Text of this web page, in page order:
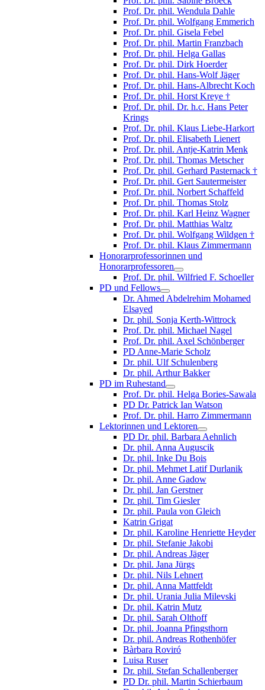
Prof. Dr. phil. Wendula Dahle
Prof. Dr. phil. Wolfgang Emmerich
Prof. Dr. phil. Gisela Febel
Prof. Dr. phil. Martin Franzbach
Prof. Dr. phil. Helga Gallas
Prof. Dr. phil. Dirk Hoerder
Prof. Dr. phil. Hans-Wolf Jäger
Prof. Dr. phil. Hans-Albrecht Koch
Prof. Dr. phil. Horst Kreye †
Prof. Dr. phil. Dr. h.c. Hans Peter
Krings
Prof. Dr. phil. Klaus Liebe-Harkort
Prof. Dr. phil. Elisabeth Lienert
Prof. Dr. phil. Antje-Katrin Menk
Prof. Dr. phil. Thomas Metscher
Prof. Dr. phil. Gerhard Pasternack †
Prof. Dr. phil. Gert Sautermeister
Prof. Dr. phil. Norbert Schaffeld
Prof. Dr. phil. Thomas Stolz
Prof. Dr. phil. Karl Heinz Wagner
Prof. Dr. phil. Matthias Waltz
Prof. Dr. phil. Wolfgang Wildgen †
Prof. Dr. phil. Klaus Zimmermann
Honorarprofessorinnen und
Honorarprofessoren
Prof. Dr. phil. Wilfried F. Schoeller
PD und Fellows
Dr. Ahmed Abdelrehim Mohamed
Elsayed
Dr. phil. Sonja Kerth-Wittrock
Prof. Dr. phil. Michael Nagel
Prof. Dr. phil. Axel Schönberger
PD Anne-Marie Scholz
Dr. phil. Ulf Schulenberg
Dr. phil. Arthur Bakker
PD im Ruhestand
Prof. Dr. phil. Helga Bories-Sawala
PD Dr. Patrick Ian Watson
Prof. Dr. phil. Harro Zimmermann
Lektorinnen und Lektoren
PD Dr. phil. Barbara Aehnlich
Dr. phil. Anna Auguscik
Dr. phil. Inke Du Bois
Dr. phil. Mehmet Latif Durlanik
Dr. phil. Anne Gadow
Dr. phil. Jan Gerstner
Dr. phil. Tim Giesler
Dr. phil. Paula von Gleich
Katrin Grigat
Dr. phil. Karoline Henriette Heyder
Dr. phil. Stefanie Jakobi
Dr. phil. Andreas Jäger
Dr. phil. Jana Jürgs
Dr. phil. Nils Lehnert
Dr. phil. Anna Mattfeldt
Dr. phil. Urania Julia Milevski
Dr. phil. Katrin Mutz
Dr. phil. Sarah Olthoff
Dr. phil. Joanna Pfingsthorn
Dr. phil. Andreas Rothenhöfer
Bàrbara Roviró
Luisa Ruser
Dr. phil. Stefan Schallenberger
PD Dr. phil. Martin Schierbaum